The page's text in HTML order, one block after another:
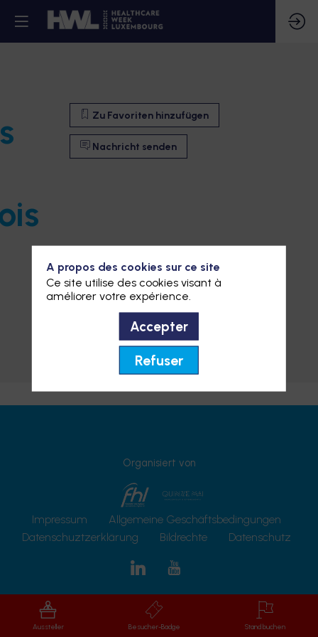
Zu Favoriten hinzufügen
Nachricht senden
Zu Favoriten hinzufügen
Nachricht senden
Organisiert von
Impressum
Allgemeine Geschäftsbedingungen
Datenschuztzerklärung
Bildrechte Datenschutz
Aussteller Besucher-Badge Stand buchen
A propos des cookies sur ce site
Ce site utilise des cookies visant à
améliorer votre expérience.
Accepter
Refuser